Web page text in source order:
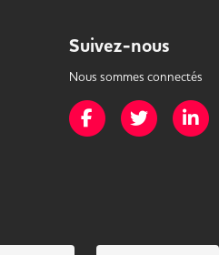
Suivez-nous
Nous sommes connectés
Page Facebook de
Page